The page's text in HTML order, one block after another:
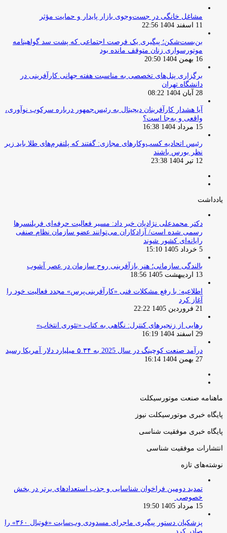
مشاغل خانگی در جست‌وجوی بازار پایدار و حمایت مؤثر
11 اسفند 1404 22:56
بن‌بست‌شکن؛ پیگیری یک فرصت اجتماعی که پشت سد گواهینامه
موتورسواری زنان متوقف مانده بود
16 بهمن 1404 20:50
برگزاری پنل‌های تخصصی به مناسبت هفته جهانی کارآفرینی در
دانشگاه تهران
28 آبان 1404 08:22
آیا هشدار کارآفرینان دیجیتال به رئیس‌جمهور درباره سرکوب نوآوری،
واقعی و به‌جا است؟
15 مرداد 1404 16:38
‏رئیس اتحادیه کسب‌وکارهای مجازی: گفتند که پلتفرم‌های طلا باید زیر
نظر بورس باشند
12 تیر 1404 23:38
یادداشت
دکتر محمدعلی نژادیان خبر داد: مسیر فعالیت حرفه‌ای فریلنسرها
رسمی شده است/ آزادکاران می‌توانند عضو سازمان نظام صنفی
رایانه‌ای کشور شوند
5 خرداد 1405 15:10
بالندگی سازمانی؛ هنر بازآفرینی روح سازمان در عصر آشوب
13 اردیبهشت 1405 18:56
اطلاعیه: با رفع مشکلات فنی «کارآفرینی‌پرس» مجدد فعالیت خود را
آغاز کرد
21 فروردین 1405 22:22
رهایی از زنجیرهای کنترل: نگاهی به کتاب «تئوری انتخاب»
29 اسفند 1404 16:19
درآمد صنعت کوچینگ در سال 2025 به ۵.۳۴ میلیارد دلار آمریکا رسید
27 بهمن 1404 16:14
ماهنامه صنعت موتورسیکلت
پایگاه خبری موتورسیکلت نیوز
پایگاه خبری موفقیت شناسی
انتشارات موفقیت شناسی
نوشته‌های تازه
تمدید دومین فراخوان شناسایی و جذب استعدادهای برتر در بخش
خصوصی
15 مرداد 1405 19:50
پزشکیان دستور پیگیری ماجرای مسدودی وب‌سایت «فوتبال ۳۶۰» را
صادر کرد